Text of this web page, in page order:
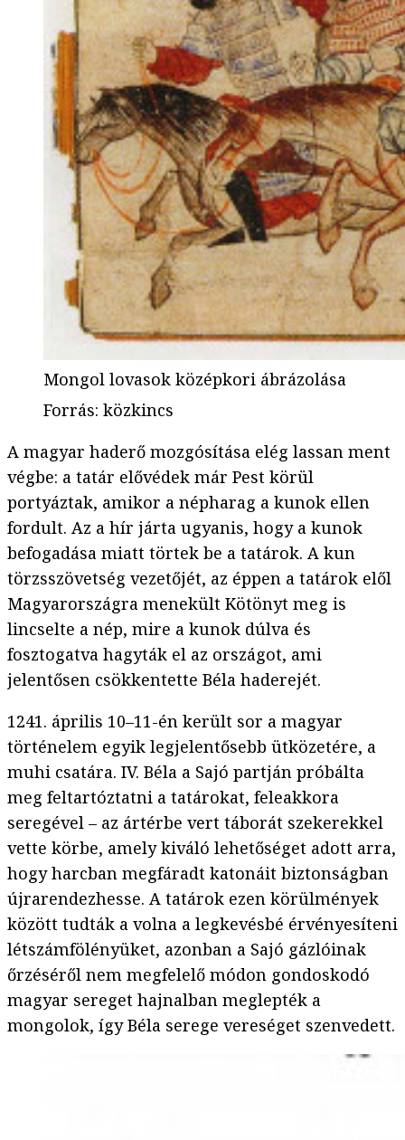
Mongol lovasok középkori ábrázolása
Forrás: közkincs
A magyar haderő mozgósítása elég lassan ment
végbe: a tatár elővédek már Pest körül
portyáztak, amikor a népharag a kunok ellen
fordult. Az a hír járta ugyanis, hogy a kunok
befogadása miatt törtek be a tatárok. A kun
törzsszövetség vezetőjét, az éppen a tatárok elől
Magyarországra menekült Kötönyt meg is
lincselte a nép, mire a kunok dúlva és
fosztogatva hagyták el az országot, ami
jelentősen csökkentette Béla haderejét.
1241. április 10–11-én került sor a magyar
történelem egyik legjelentősebb ütközetére, a
muhi csatára. IV. Béla a Sajó partján próbálta
meg feltartóztatni a tatárokat, feleakkora
seregével – az ártérbe vert táborát szekerekkel
vette körbe, amely kiváló lehetőséget adott arra,
hogy harcban megfáradt katonáit biztonságban
újrarendezhesse. A tatárok ezen körülmények
között tudták a volna a legkevésbé érvényesíteni
létszámfölényüket, azonban a Sajó gázlóinak
őrzéséről nem megfelelő módon gondoskodó
magyar sereget hajnalban meglepték a
mongolok, így Béla serege vereséget szenvedett.